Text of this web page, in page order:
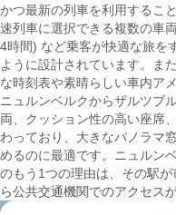
かつ最新の列車を利用するこ
速列車に選択できる複数の車
4時間) など乗客が快適な旅を
ように設計されています。ま
な時刻表や素晴らしい車内ア
ニュルンベルクからザルツブ
両、クッション性の高い座席
わっており、大きなパノラマ
めるのに最適です。ニュルン
のもう1つの理由は、その駅
ら公共交通機関でのアクセス